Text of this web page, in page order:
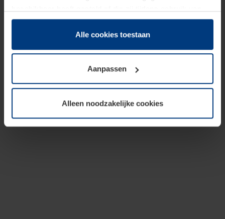
hun diensten hebben verzameld.
Juridisch hebben wij het recht om cookies op uw
van deze pagina's absoluut vereist is. Voor alle andere
soorten cookies is uw toestemming benodigd. Uw
toestemming kunt u op elk moment bij de uitleg van de
wijzigen of herroepen.
Alle cookies toestaan
Aanpassen
Alleen noodzakelijke cookies